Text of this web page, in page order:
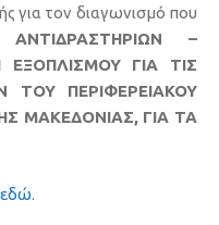
για τον διαγωνισμό που
ΑΝΤΙΔΡΑΣΤΗΡΙΩΝ –
ΓΙΑ ΤΙΣ
ΤΟΥ ΠΕΡΙΦΕΡΕΙΑΚΟΥ
ΜΑΚΕΔΟΝΙΑΣ, ΓΙΑ ΤΑ
εδώ.